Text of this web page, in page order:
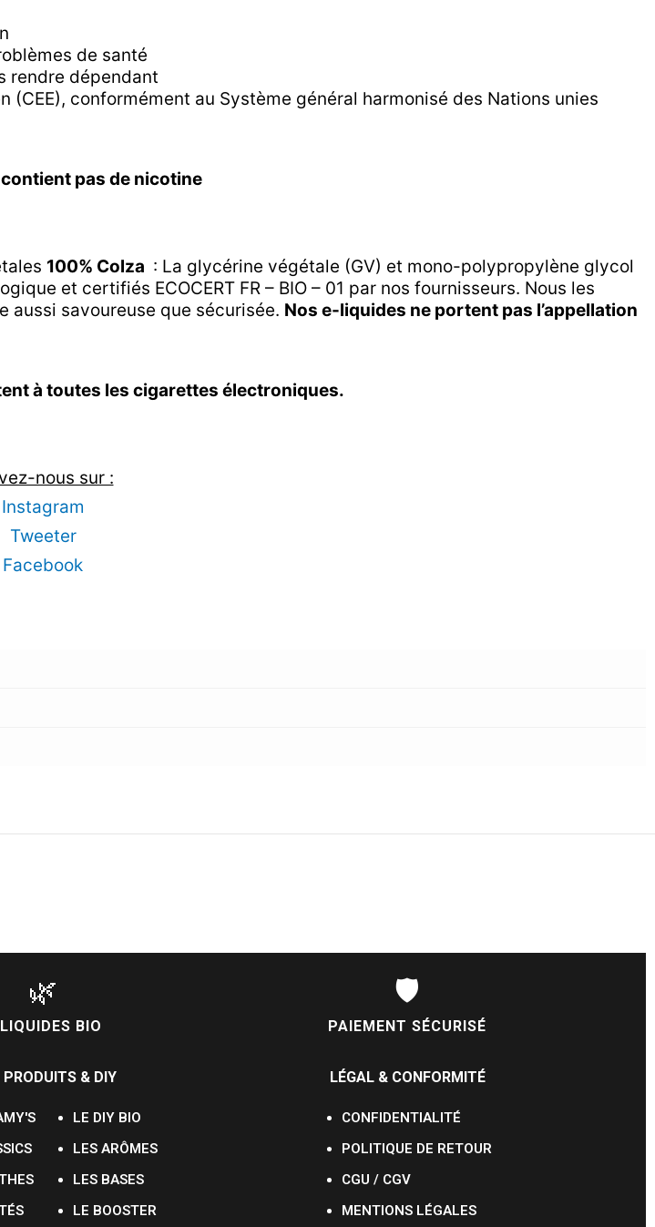
de santé
rendre dépendant
conformément au Système général harmonisé des Nations unies
pas de nicotine
100% Colza : La glycérine végétale (GV) et mono-polypropylène glycol
et certifiés ECOCERT FR – BIO – 01 par nos fournisseurs. Nous les
aussi savoureuse que sécurisée. Nos e-liquides ne portent pas l’appellation
à toutes les cigarettes électroniques.
nous sur :
Instagram
Tweeter
Facebook
🌿
BIO
🛡️
PAIEMENT SÉCURISÉ
PRODUITS & DIY
LE DIY BIO
LES ARÔMES
LES BASES
LE BOOSTER
LÉGAL & CONFORMITÉ
CONFIDENTIALITÉ
POLITIQUE DE RETOUR
CGU / CGV
MENTIONS LÉGALES